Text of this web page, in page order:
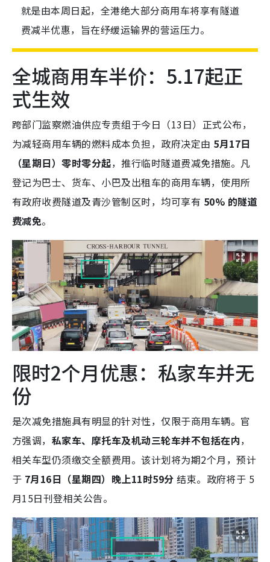
就是由本周日起，全港绝大部分商用车将享有隧道
费减半优惠，旨在纾缓运输界的营运压力。
全城商用车半价：5.17起正
式生效
跨部门监察燃油供应专责组于今日（13日）正式公布，
为减轻商用车辆的燃料成本负担，政府决定由 5月17日
（星期日）零时零分起，推行临时隧道费减免措施。凡
登记为巴士、货车、小巴及出租车的商用车辆，使用所
有政府收费隧道及青沙管制区时，均可享有 50% 的隧道
费减免。
限时2个月优惠：私家车并无
份
是次减免措施具有明显的针对性，仅限于商用车辆。官
方强调， 私家车、摩托车及机动三轮车并不包括在内，
相关车型仍须缴交全额费用。该计划将为期2个月，预计
于 7月16日（星期四）晚上11时59分 结束。政府将于 5
月15日刊登相关公告。